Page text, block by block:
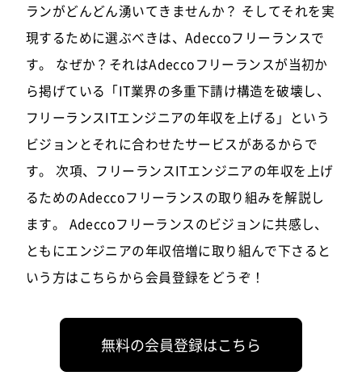
ランがどんどん湧いてきませんか？ そしてそれを実
現するために選ぶべきは、Adeccoフリーランスで
す。 なぜか？それはAdeccoフリーランスが当初か
ら掲げている「IT業界の多重下請け構造を破壊し、
フリーランスITエンジニアの年収を上げる」という
ビジョンとそれに合わせたサービスがあるからで
す。 次項、フリーランスITエンジニアの年収を上げ
るためのAdeccoフリーランスの取り組みを解説し
ます。 Adeccoフリーランスのビジョンに共感し、
ともにエンジニアの年収倍増に取り組んで下さると
いう方はこちらから会員登録をどうぞ！
無料の会員登録はこちら